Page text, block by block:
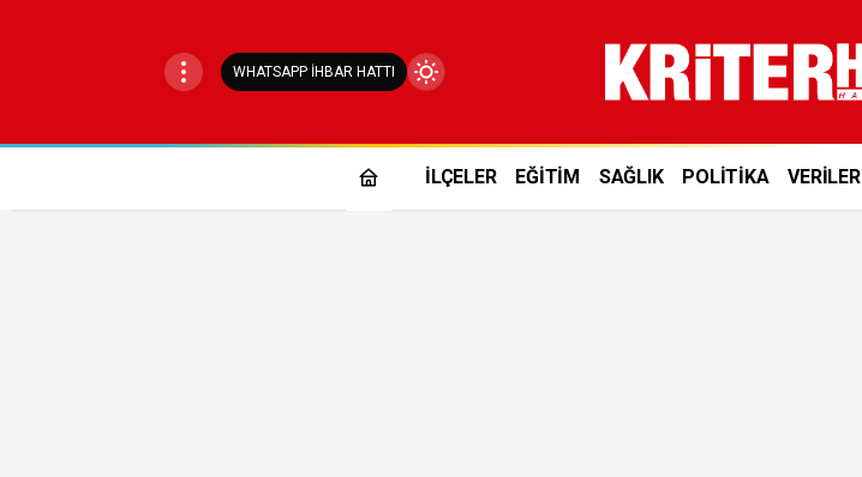
WHATSAPP İHBAR HATTI
Mod
İLÇELER EĞİTİM SAĞLIK POLİTİKA VERİLER